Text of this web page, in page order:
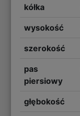
kółka
wysokość
szerokość
pas
piersiowy
głębokość